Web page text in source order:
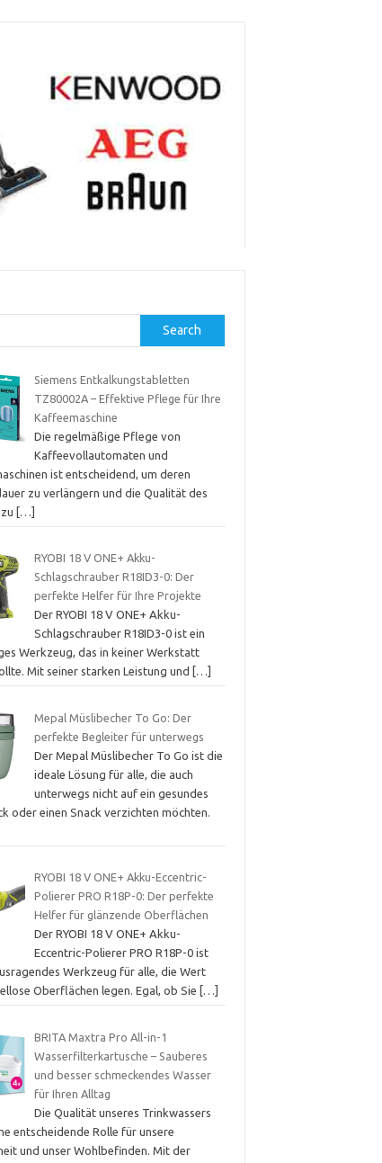
Search
Siemens Entkalkungstabletten
TZ80002A – Effektive Pflege für Ihre
Kaffeemaschine
Die regelmäßige Pflege von
Kaffeevollautomaten und
ist entscheidend, um deren
zu verlängern und die Qualität des
[…]
RYOBI 18 V ONE+ Akku-
Schlagschrauber R18ID3-0: Der
perfekte Helfer für Ihre Projekte
Der RYOBI 18 V ONE+ Akku-
Schlagschrauber R18ID3-0 ist ein
Werkzeug, das in keiner Werkstatt
Mit seiner starken Leistung und
[…]
Mepal Müslibecher To Go: Der
perfekte Begleiter für unterwegs
Der Mepal Müslibecher To Go ist die
ideale Lösung für alle, die auch
unterwegs nicht auf ein gesundes
oder einen Snack verzichten möchten.
RYOBI 18 V ONE+ Akku-Eccentric-
Polierer PRO R18P-0: Der perfekte
Helfer für glänzende Oberflächen
Der RYOBI 18 V ONE+ Akku-
Eccentric-Polierer PRO R18P-0 ist
Werkzeug für alle, die Wert
Oberflächen legen. Egal, ob Sie
[…]
BRITA Maxtra Pro All-in-1
Wasserfilterkartusche – Sauberes
und besser schmeckendes Wasser
für Ihren Alltag
Die Qualität unseres Trinkwassers
entscheidende Rolle für unsere
und unser Wohlbefinden. Mit der